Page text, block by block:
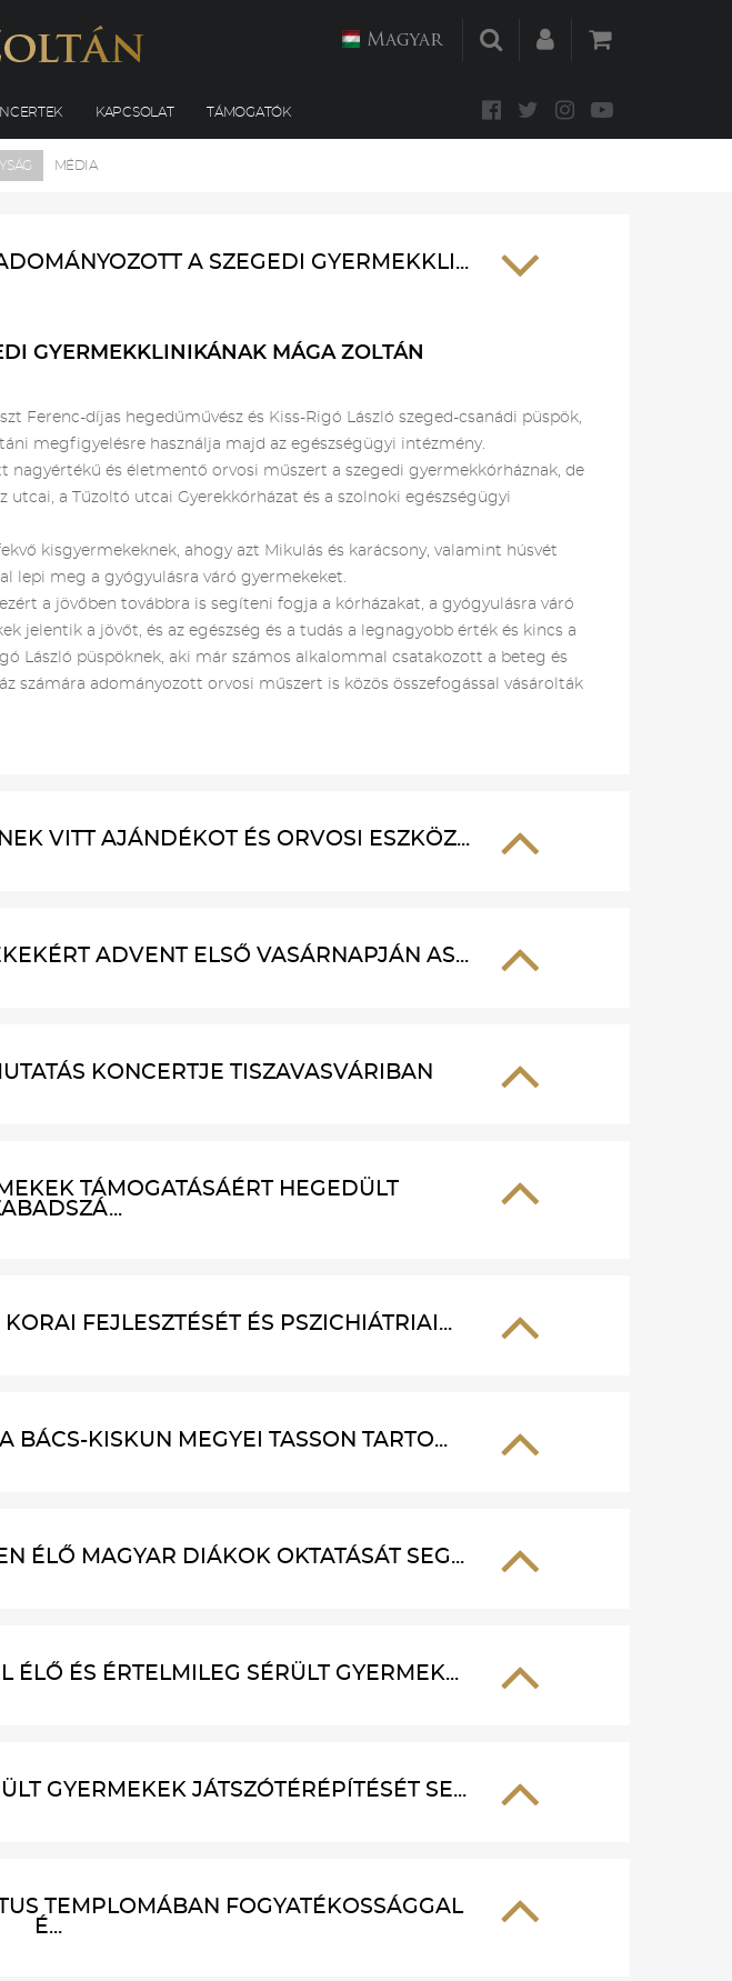
KAPCSOLAT TÁMOGATÓK
Magyar
MÉDIA
A SZEGEDI GYERMEKKLI...
GYERMEKKLINIKÁNAK MÁGA ZOLTÁN
díjas hegedűművész és Kiss-Rigó László szeged-csanádi püspök,
megfigyelésre használja majd az egészségügyi intézmény.
nagyértékű és életmentő orvosi műszert a szegedi gyermekkórháznak, de
a Tűzoltó utcai Gyerekkórházat és a szolnoki egészségügyi
kisgyermekeknek, ahogy azt Mikulás és karácsony, valamint húsvét
lepi meg a gyógyulásra váró gyermekeket.
a jövőben továbbra is segíteni fogja a kórházakat, a gyógyulásra váró
a jövőt, és az egészség és a tudás a legnagyobb érték és kincs a
László püspöknek, aki már számos alkalommal csatakozott a beteg és
számára adományozott orvosi műszert is közös összefogással vásárolták
VITT AJÁNDÉKOT ÉS ORVOSI ESZKÖZ...
ADVENT ELSŐ VASÁRNAPJÁN AS...
KONCERTJE TISZAVASVÁRIBAN
TÁMOGATÁSÁÉRT HEGEDÜLT
FEJLESZTÉSÉT ÉS PSZICHIÁTRIAI...
BÁCS-KISKUN MEGYEI TASSON TARTO...
ÉLŐ MAGYAR DIÁKOK OKTATÁSÁT SEG...
ÉLŐ ÉS ÉRTELMILEG SÉRÜLT GYERMEK...
GYERMEKEK JÁTSZÓTÉRÉPÍTÉSÉT SE...
TEMPLOMÁBAN FOGYATÉKOSSÁGGAL
É...